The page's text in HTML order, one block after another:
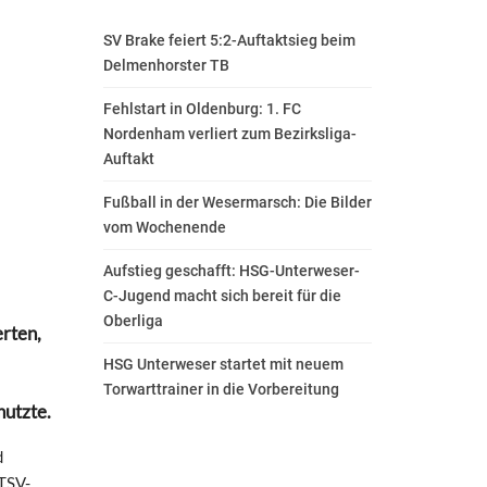
SV Brake feiert 5:2-Auftaktsieg beim
Delmenhorster TB
Fehlstart in Oldenburg: 1. FC
Nordenham verliert zum Bezirksliga-
Auftakt
Fußball in der Wesermarsch: Die Bilder
vom Wochenende
Aufstieg geschafft: HSG-Unterweser-
C-Jugend macht sich bereit für die
Oberliga
HSG Unterweser startet mit neuem
Torwarttrainer in die Vorbereitung